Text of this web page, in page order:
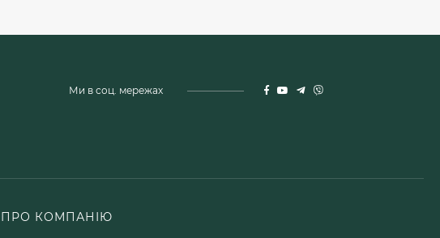
Ми в соц. мережах
ПРО КОМПАНІЮ